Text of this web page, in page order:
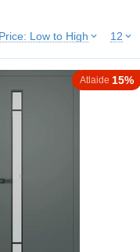
svarīgi ņemt vērā:
ekonomisks risinājums,
Price: Low to High 12
Atlaide 15%